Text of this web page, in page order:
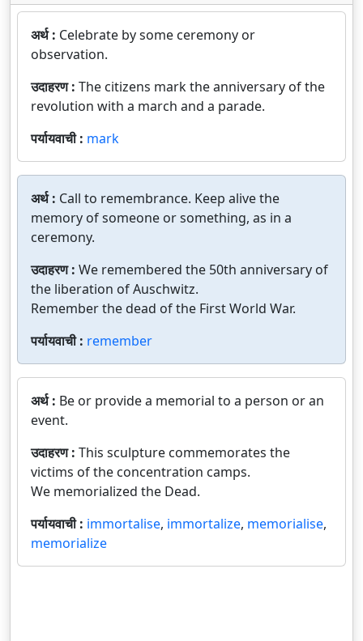
अर्थ : Celebrate by some ceremony or
observation.
उदाहरण : The citizens mark the anniversary of the
revolution with a march and a parade.
पर्यायवाची : mark
अर्थ : Call to remembrance. Keep alive the
memory of someone or something, as in a
ceremony.
उदाहरण : We remembered the 50th anniversary of
the liberation of Auschwitz.
Remember the dead of the First World War.
पर्यायवाची : remember
अर्थ : Be or provide a memorial to a person or an
event.
उदाहरण : This sculpture commemorates the
victims of the concentration camps.
We memorialized the Dead.
पर्यायवाची : immortalise, immortalize, memorialise,
memorialize